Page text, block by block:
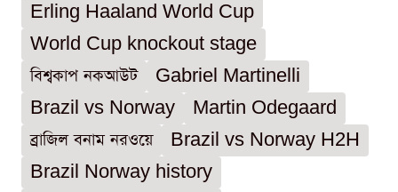
Erling Haaland World Cup
World Cup knockout stage
বিশ্বকাপ নকআউট
Gabriel Martinelli
Brazil vs Norway
Martin Odegaard
ব্রাজিল বনাম নরওয়ে
Brazil vs Norway H2H
Brazil Norway history